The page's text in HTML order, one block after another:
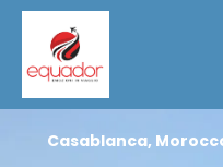
Casablanca,